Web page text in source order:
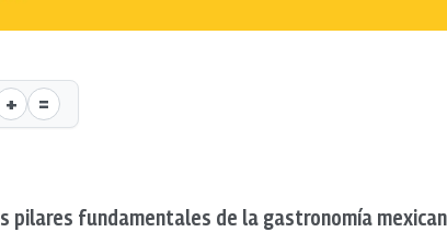
+ =
pilares fundamentales de la gastronomía